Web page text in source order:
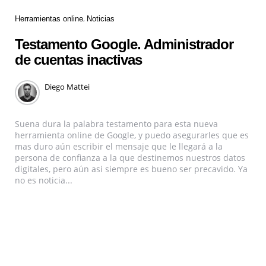
Herramientas online Noticias
Testamento Google. Administrador
de cuentas inactivas
Diego Mattei
Suena dura la palabra testamento para esta nueva
herramienta online de Google, y puedo asegurarles que es
mas duro aún escribir el mensaje que le llegará a la
persona de confianza a la que destinemos nuestros datos
digitales, pero aún asi siempre es bueno ser precavido. Ya
no es noticia...